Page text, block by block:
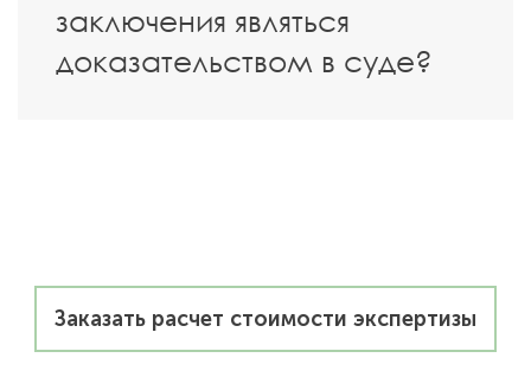
заключения являться
доказательством в суде?
Заказать расчет стоимости экспертизы